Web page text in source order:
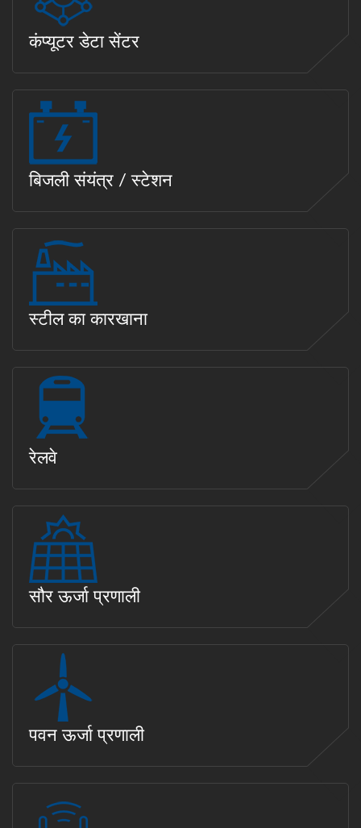
कंप्यूटर डेटा सेंटर
बिजली संयंत्र / स्टेशन
स्टील का कारखाना
रेलवे
सौर ऊर्जा प्रणाली
पवन ऊर्जा प्रणाली